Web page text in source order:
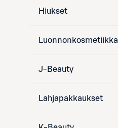
Hiukset
Luonnonkosmetiikka
J-Beauty
Lahjapakkaukset